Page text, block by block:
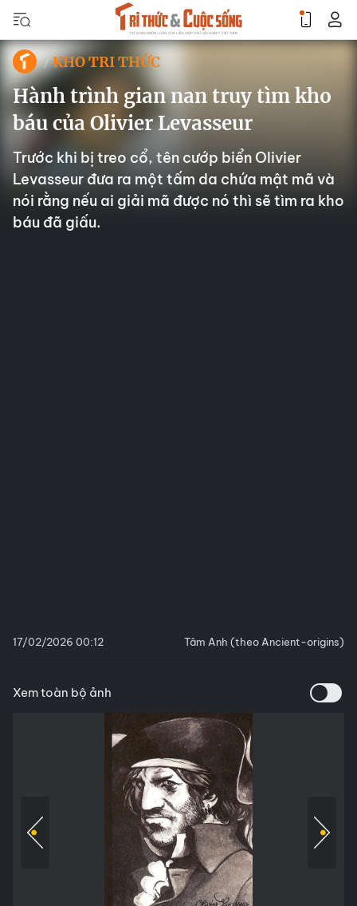
KHO TRI THỨC
Hành trình gian nan truy tìm kho
báu của Olivier Levasseur
Trước khi bị treo cổ, tên cướp biển Olivier
Levasseur đưa ra một tấm da chứa mật mã và
nói rằng nếu ai giải mã được nó thì sẽ tìm ra kho
báu đã giấu.
17/02/2026 00:12 Tâm Anh (theo Ancient-origins)
Xem toàn bộ ảnh